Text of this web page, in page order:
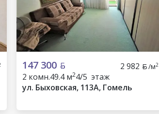
147 300 2 982 /м2
2 комн.49.4 м24/5 этаж
ул. Быховская, 113А, Гомель